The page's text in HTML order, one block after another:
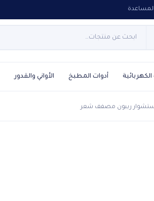
المساعدة
الكهربائية أدوات المطبخ الأواني والقدور
ريبون مصفف شعر